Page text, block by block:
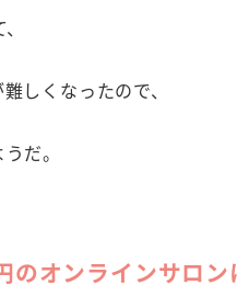
しくなったので、
だ。
オンラインサロン